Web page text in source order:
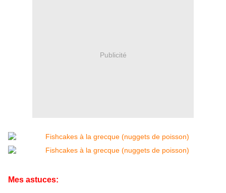
Publicité
Mes astuces: